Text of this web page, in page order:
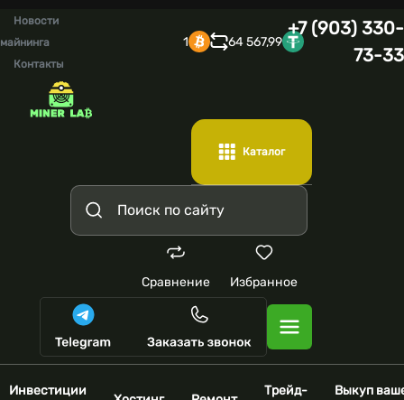
Новости
майнинга
Контакты
1 64 567,99
+7 (903) 330-
73-33
Каталог
Сравнение Избранное
Инвестиции
Трейд-
Выкуп